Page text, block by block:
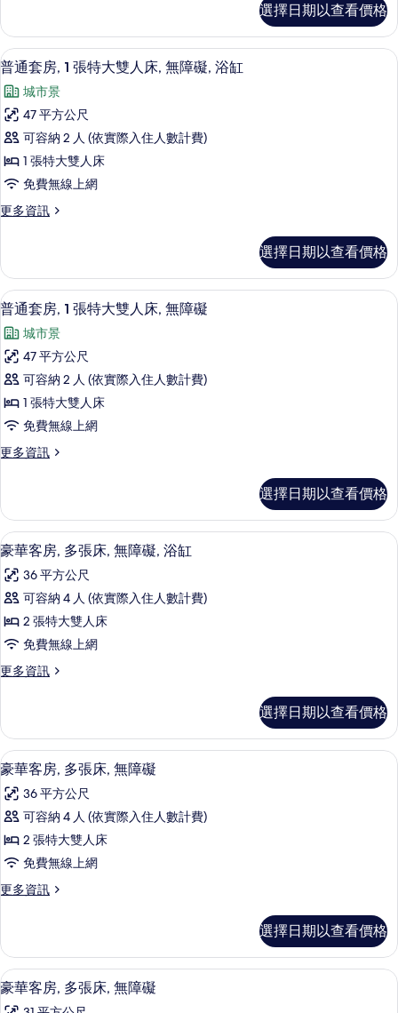
的
所
有
相
片
的
詳
情
特
大
雙
人
床,
無
障
礙
的
相
片
客
房,
1
張
特
大
人
床,
無
障
礙
選擇日期以查看價格
顯
示
普
通
套
房,
張
大
雙
人
床,
無
障
礙,
浴
缸
有
相
片
高級寢具、客房內保險箱、書桌、筆
9
普通套房, 1 張特大雙人床, 無障礙, 浴缸
城市景
47 平方公尺
可容納 2 人 (依實際入住人數計費)
1 張特大雙人床
免費無線上網
更多資訊
更
套
房,
1
張
特
大
人
床,
無
障
礙,
詳
情
選擇日期以查看價格
顯
示
普
通
套
房,
張
大
雙
人
床,
無
障
礙
的
相
片
高級寢具、客房內保險箱、書桌、筆
7
普通套房, 1 張特大雙人床, 無障礙
城市景
47 平方公尺
可容納 2 人 (依實際入住人數計費)
1 張特大雙人床
免費無線上網
更多資訊
更
套
房,
1
特
大
人
床,
障
情
選擇日期以查看價格
顯
示
豪
華
客
房,
多
床,
無
障
礙,
浴
缸
的
所
片
高級寢具、客房內保險箱、書桌、筆
13
豪華客房, 多張床, 無障礙, 浴缸
36 平方公尺
可容納 4 人 (依實際入住人數計費)
2 張特大雙人床
免費無線上網
更多資訊
更
客
房,
多
床,
無
礙,
浴
的
選擇日期以查看價格
顯
示
豪
華
客
房,
多
床,
無
障
高級寢具、客房內保險箱、書桌、筆
12
豪華客房, 多張床, 無障礙
36 平方公尺
可容納 4 人 (依實際入住人數計費)
2 張特大雙人床
免費無線上網
更多資訊
更
客
房,
多
選擇日期以查看價格
顯
示
高級寢具、客房內保險箱、書桌、筆
11
豪華客房, 多張床, 無障礙